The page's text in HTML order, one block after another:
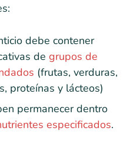
debe contener
de grupos de
(frutas, verduras,
proteínas y lácteos)
permanecer dentro
especificados.